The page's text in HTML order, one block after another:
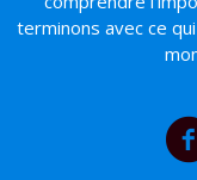
terminons avec ce